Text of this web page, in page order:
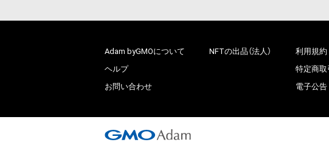
Adam byGMOについて
ヘルプ
お問い合わせ
NFTの出品（法人）
利用規約
特定商
電子公告